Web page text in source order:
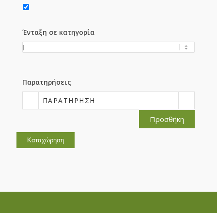
Ένταξη σε κατηγορία
Παρατηρήσεις
ΠΑΡΑΤΉΡΗΣΗ
Προσθήκη